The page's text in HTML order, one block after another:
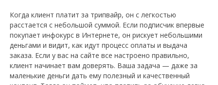
Когда клиент платит за трипвайр, он с легкостью
расстается с небольшой суммой. Если подписчик впервые
покупает инфокурс в Интернете, он рискует небольшими
деньгами и видит, как идут процесс оплаты и выдача
заказа. Если у вас на сайте все настроено правильно,
клиент начинает вам доверять. Ваша задача — даже за
маленькие деньги дать ему полезный и качественный